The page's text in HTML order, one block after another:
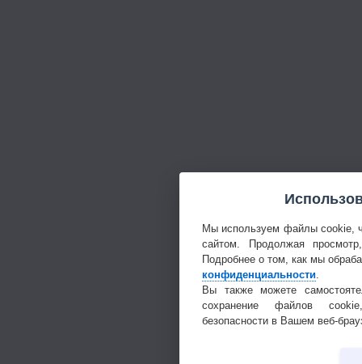
Мы используем файлы cookie,
сайтом. Продолжая
Подробнее о том, как мы
конфиденциальности
Вы также можете
сохранение файлов
безопасности в Вашем веб-